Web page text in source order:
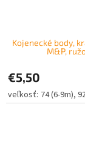
Kojenecké body,
M&P,
€5,50
74 (6-9m)